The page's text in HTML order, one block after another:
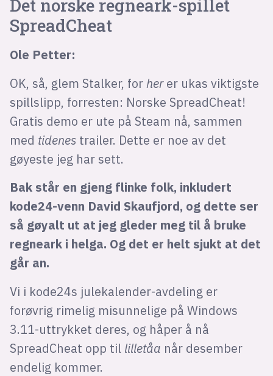
Det norske regneark-spillet
SpreadCheat
Ole Petter:
OK, så, glem Stalker, for her er ukas viktigste
spillslipp, forresten: Norske SpreadCheat!
Gratis demo er ute på Steam nå, sammen
med tidenes trailer. Dette er noe av det
gøyeste jeg har sett.
Bak står en gjeng flinke folk, inkludert
kode24-venn David Skaufjord, og dette ser
så gøyalt ut at jeg gleder meg til å bruke
regneark i helga. Og det er helt sjukt at det
går an.
Vi i kode24s julekalender-avdeling er
forøvrig rimelig misunnelige på Windows
3.11-uttrykket deres, og håper å nå
SpreadCheat opp til lilletåa når desember
endelig kommer.